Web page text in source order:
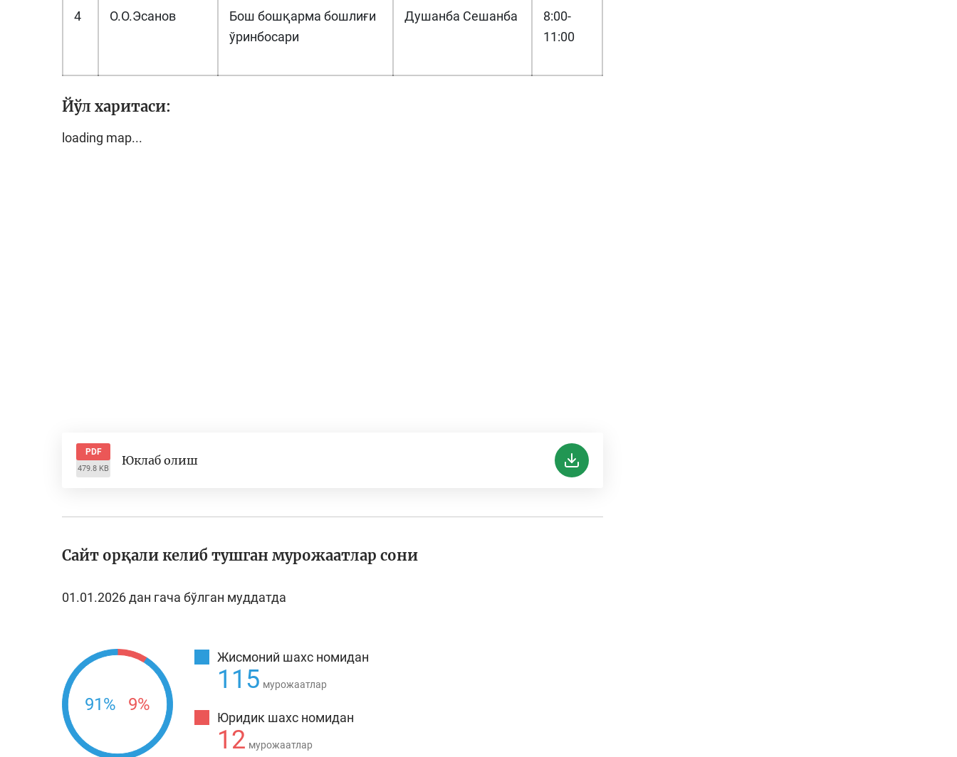
4 О.О.Эсанов
Бош бошқарма бошлиғи
ўринбосари
Душанба Сешанба
8:00-
11:00
Йўл харитаси:
loading map...
PDF
479.8 KB
Юклаб олиш
Сайт орқали келиб тушган мурожаатлар сони
01.01.2026 дан гача бўлган муддатда
91% 9%
Жисмоний шахс номидан
115 мурожаатлар
Юридик шахс номидан
12 мурожаатлар